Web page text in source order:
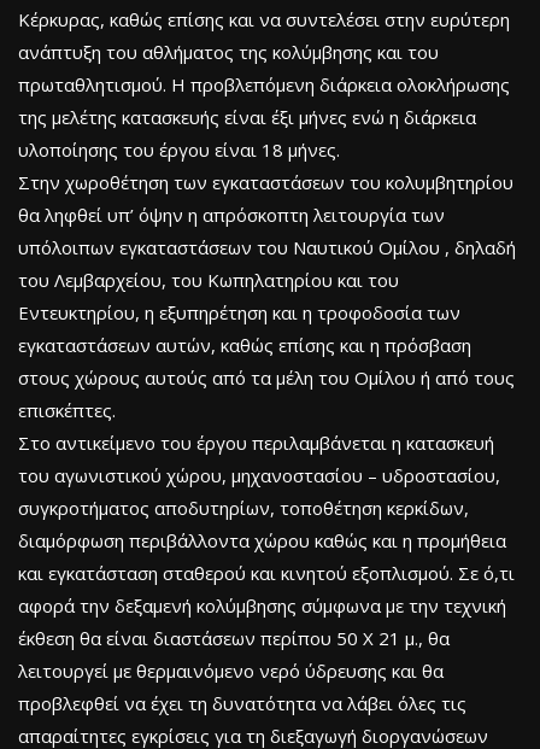
Κέρκυρας, καθώς επίσης και να συντελέσει στην ευρύτερη
ανάπτυξη του αθλήματος της κολύμβησης και του
πρωταθλητισμού. Η προβλεπόμενη διάρκεια ολοκλήρωσης
της μελέτης κατασκευής είναι έξι μήνες ενώ η διάρκεια
υλοποίησης του έργου είναι 18 μήνες.
Στην χωροθέτηση των εγκαταστάσεων του κολυμβητηρίου
θα ληφθεί υπ’ όψην η απρόσκοπτη λειτουργία των
υπόλοιπων εγκαταστάσεων του Ναυτικού Ομίλου , δηλαδή
του Λεμβαρχείου, του Κωπηλατηρίου και του
Εντευκτηρίου, η εξυπηρέτηση και η τροφοδοσία των
εγκαταστάσεων αυτών, καθώς επίσης και η πρόσβαση
στους χώρους αυτούς από τα μέλη του Ομίλου ή από τους
επισκέπτες.
Στο αντικείμενο του έργου περιλαμβάνεται η κατασκευή
του αγωνιστικού χώρου, μηχανοστασίου – υδροστασίου,
συγκροτήματος αποδυτηρίων, τοποθέτηση κερκίδων,
διαμόρφωση περιβάλλοντα χώρου καθώς και η προμήθεια
και εγκατάσταση σταθερού και κινητού εξοπλισμού. Σε ό,τι
αφορά την δεξαμενή κολύμβησης σύμφωνα με την τεχνική
έκθεση θα είναι διαστάσεων περίπου 50 Χ 21 μ., θα
λειτουργεί με θερμαινόμενο νερό ύδρευσης και θα
προβλεφθεί να έχει τη δυνατότητα να λάβει όλες τις
απαραίτητες εγκρίσεις για τη διεξαγωγή διοργανώσεων